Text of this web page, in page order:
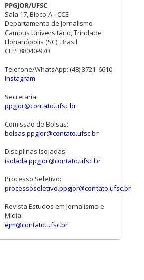
PPGJOR/UFSC
Sala 17, Bloco A - CCE
Departamento de Jornalismo
Campus Universitário, Trindade
Florianópolis (SC), Brasil
CEP: 88040-970
Telefone/WhatsApp: (48) 3721-6610
Instagram
Secretaria:
ppgjor@contato.ufsc.br
Comissão de Bolsas:
bolsas.ppgjor@contato.ufsc.br
Disciplinas Isoladas:
isolada.ppgjor@contato.ufsc.br
Processo Seletivo:
processoseletivo.ppgjor@contato.ufsc.br
Revista Estudos em Jornalismo e
Mídia:
ejm@contato.ufsc.br